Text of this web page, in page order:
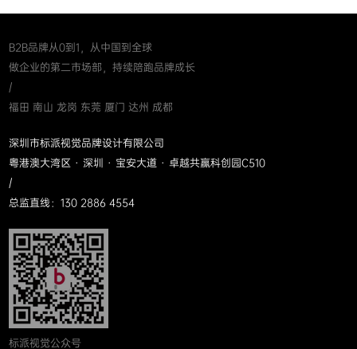
B2B品牌从0到1，从中国到全球
做企业的第二市场部，持续陪跑品牌成长
/
福田 南山 龙岗 东莞 厦门 达州 成都
深圳市标派视觉品牌设计有限公司
粤港澳大湾区 · 深圳 · 宝安大道 · 卓越共赢科创园C510
/
总监直线：130 2886 4554
标派视觉公众号